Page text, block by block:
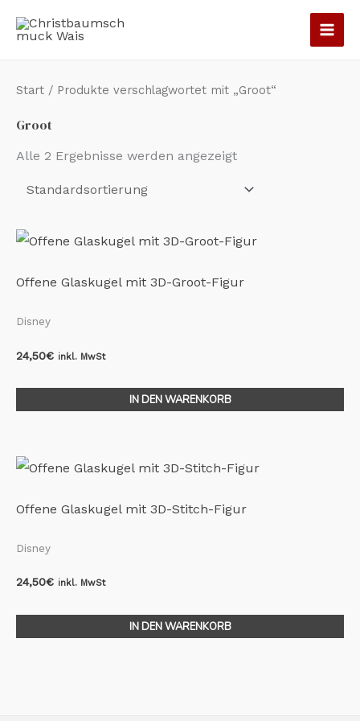
Inhalt
Start / Produkte verschlagwortet mit „Groot“
Groot
Alle 2 Ergebnisse werden angezeigt
Offene Glaskugel mit 3D-Groot-Figur
Disney
24,50€ inkl. MwSt
IN DEN WARENKORB
Offene Glaskugel mit 3D-Stitch-Figur
Disney
24,50€ inkl. MwSt
IN DEN WARENKORB